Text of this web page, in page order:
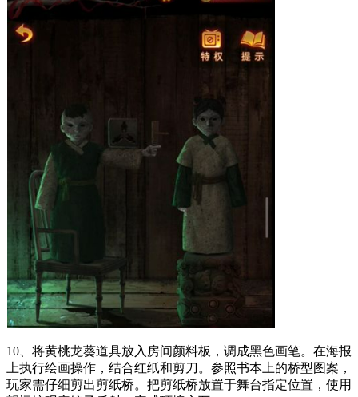
10、将黄桃龙葵道具放入房间颜料板，调成黑色画笔。在海报
上执行绘画操作，结合红纸和剪刀。参照书本上的桥型图案，
玩家需仔细剪出剪纸桥。把剪纸桥放置于舞台指定位置，使用